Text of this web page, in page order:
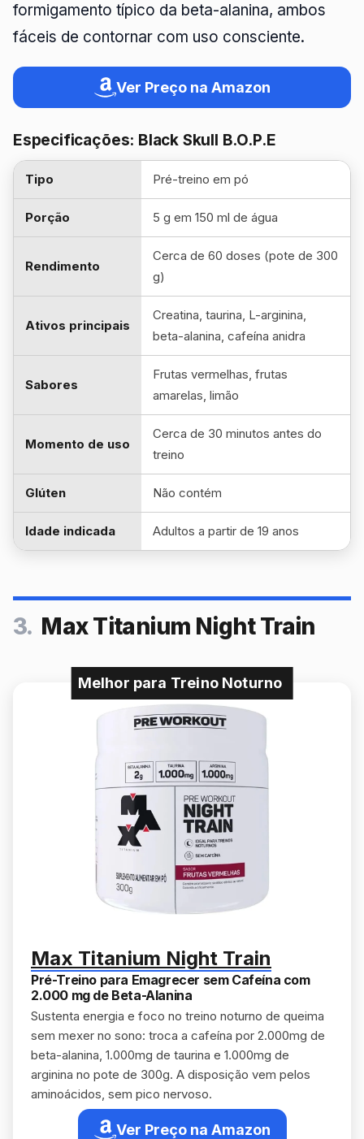
formigamento típico da beta-alanina, ambos
fáceis de contornar com uso consciente.
Ver Preço na Amazon
Especificações: Black Skull B.O.P.E
Tipo Pré-treino em pó
Porção 5 g em 150 ml de água
Rendimento
Cerca de 60 doses (pote de 300
g)
Ativos principais
Creatina, taurina, L-arginina,
beta-alanina, cafeína anidra
Sabores
Frutas vermelhas, frutas
amarelas, limão
Momento de uso
Cerca de 30 minutos antes do
treino
Glúten Não contém
Idade indicada Adultos a partir de 19 anos
3. Max Titanium Night Train
Melhor para Treino Noturno
Max Titanium Night Train
Pré-Treino para Emagrecer sem Cafeína com
2.000 mg de Beta-Alanina
Sustenta energia e foco no treino noturno de queima
sem mexer no sono: troca a cafeína por 2.000mg de
beta-alanina, 1.000mg de taurina e 1.000mg de
arginina no pote de 300g. A disposição vem pelos
aminoácidos, sem pico nervoso.
Ver Preço na Amazon